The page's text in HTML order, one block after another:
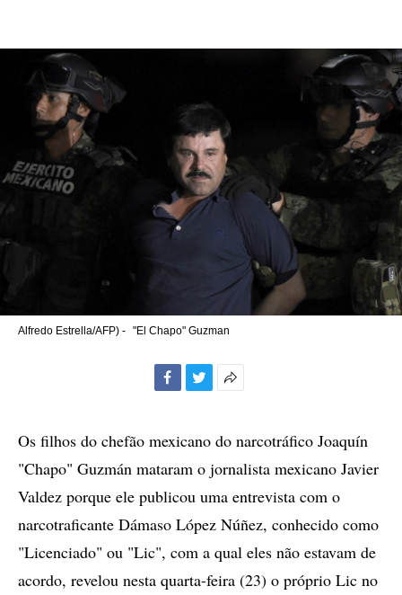
Alfredo Estrella/AFP) - "El Chapo" Guzman
compartilhamento
Os filhos do chefão mexicano do narcotráfico Joaquín
"Chapo" Guzmán mataram o jornalista mexicano Javier
Valdez porque ele publicou uma entrevista com o
narcotraficante Dámaso López Núñez, conhecido como
"Licenciado" ou "Lic", com a qual eles não estavam de
acordo, revelou nesta quarta-feira (23) o próprio Lic no